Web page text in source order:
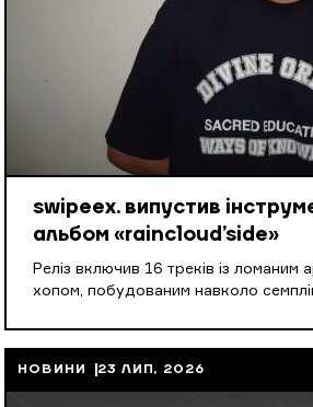
swipeex. випустив
альбом «raincloud’side»
Реліз включив 16 треків із ломаним
хопом, побудованим навколо
НОВИНИ 23 ЛИП, 2026